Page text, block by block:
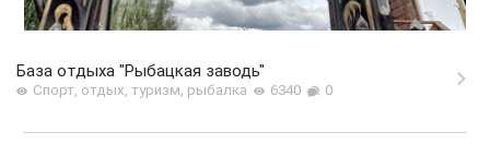
База отдыха "Рыбацкая заводь"
Спорт, отдых, туризм, рыбалка 6340 0